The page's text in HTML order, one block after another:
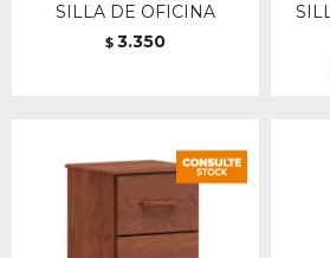
SILLA DE OFICINA
$ 3.350